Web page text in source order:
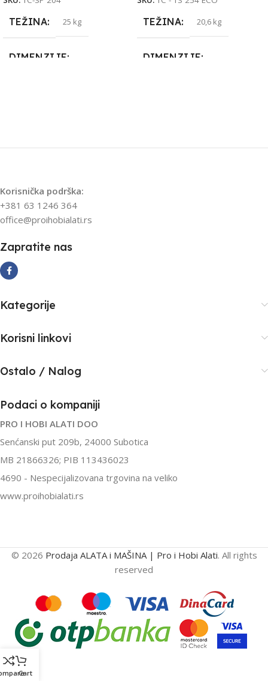
TEŽINA 25 kg
DIMENZIJE
UVOZNIK EINHELL
ZEMLJA POREKLA
TEŽINA 20,6 kg
DIMENZIJE
Korisnička podrška:
+381 63 1246 364
office@proihobialati.rs
Zapratite nas
Kategorije
Korisni linkovi
Ostalo / Nalog
Podaci o kompaniji
PRO I HOBI ALATI DOO
Senćanski put 209b, 24000 Subotica
MB 21866326; PIB 113436023
4690 - Nespecijalizovana trgovina na veliko
www.proihobialati.rs
© 2026 Prodaja ALATA i MAŠINA | Pro i Hobi Alati. All rights
reserved
Cart